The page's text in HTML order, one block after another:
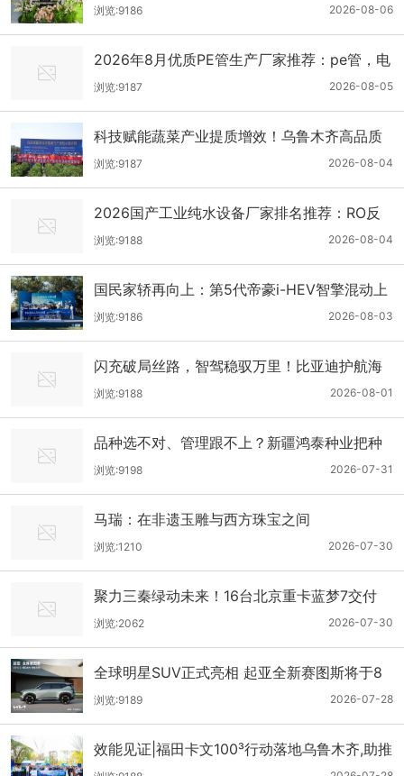
700乌鲁木齐实拍
2026-08-06
浏览:9186
2026年8月优质PE管生产厂家推荐：pe管，电
力管公司优选
2026-08-05
浏览:9187
科技赋能蔬菜产业提质增效！乌鲁木齐高品质
蔬菜技术集成示范观摩交流会顺利举办2026-08-04
浏览:9187
2026国产工业纯水设备厂家排名推荐：RO反
渗透、EDI超纯水系统实力厂家盘点
2026-08-04
浏览:9188
国民家轿再向上：第5代帝豪i-HEV智擎混动上
市乌鲁木齐站
2026-08-03
浏览:9186
闪充破局丝路，智驾稳驭万里！比亚迪护航海
上新丝路
2026-08-01
浏览:9188
品种选不对、管理跟不上？新疆鸿泰种业把种
植技术指导送到田间地头
2026-07-31
浏览:9198
马瑞：在非遗玉雕与西方珠宝之间
2026-07-30
浏览:1210
聚力三秦绿动未来！16台北京重卡蓝梦7交付
赋能西北物流低碳转型
2026-07-30
浏览:2062
全球明星SUV正式亮相 起亚全新赛图斯将于8
月13日开启预售
2026-07-28
浏览:9189
效能见证|福田卡文100³行动落地乌鲁木齐,助推